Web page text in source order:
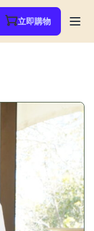
立即購物